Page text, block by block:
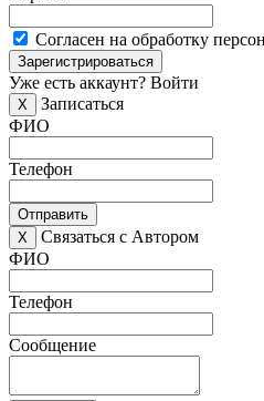
Согласен на обработку
Зарегистрироваться
Уже есть аккаунт? Войти
X
Записаться
ФИО
Телефон
Отправить
X
Связаться с Автором
ФИО
Телефон
Сообщение